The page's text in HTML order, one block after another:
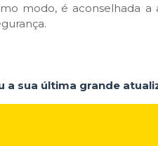
modo, é aconselhada
a sua última grande